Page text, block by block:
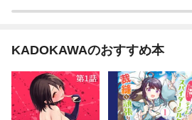
KADOKAWAのおすすめ本